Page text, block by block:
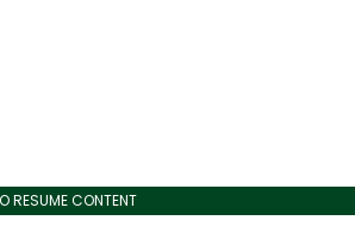
RESUME CONTENT